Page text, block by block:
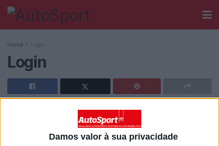
Damos valor à sua privacidade
Home Login
Login
Ainda não tem registo no Autosport?